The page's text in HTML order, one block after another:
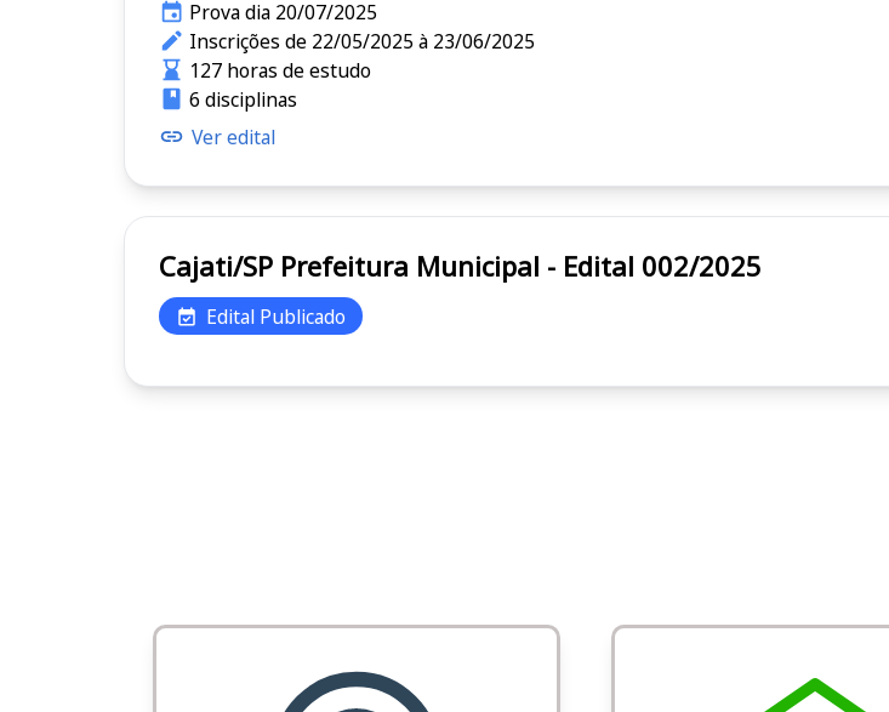
Prova dia 20/07/2025
Inscrições de 22/05/2025 à 23/06/2025
127 horas de estudo
6 disciplinas
Ver edital
Cajati/SP Prefeitura Municipal - Edital 002/2025
Edital Publicado